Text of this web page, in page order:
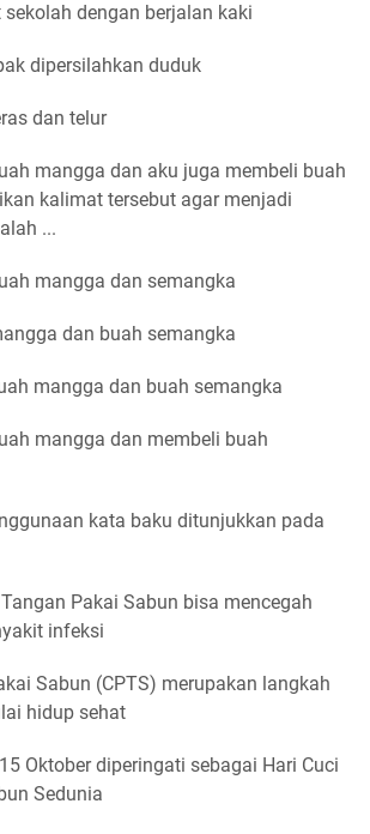
dengan berjalan kaki
dipersilahkan duduk
dan telur
mangga dan aku juga membeli buah
kalimat tersebut agar menjadi
...
mangga dan semangka
dan buah semangka
mangga dan buah semangka
mangga dan membeli buah
kata baku ditunjukkan pada
Pakai Sabun bisa mencegah
infeksi
Sabun (CPTS) merupakan langkah
hidup sehat
Oktober diperingati sebagai Hari Cuci
Sedunia